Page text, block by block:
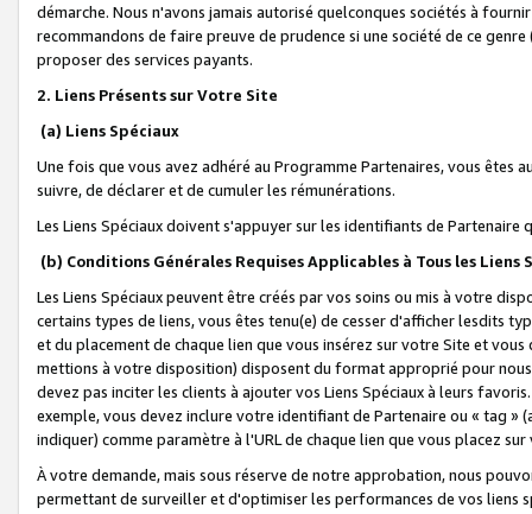
démarche. Nous n'avons jamais autorisé quelconques sociétés à
recommandons de faire preuve de prudence si une société de ce
proposer des services payants.
2. Liens Présents sur Votre Site
(a) Liens Spéciaux
Une fois que vous avez adhéré au Programme Partenaires, vous êtes
suivre, de déclarer et de cumuler les rémunérations.
Les Liens Spéciaux doivent s'appuyer sur les identifiants de Partenaire
(b) Conditions Générales Requises Applicables à Tous les Liens
Les Liens Spéciaux peuvent être créés par vos soins ou mis à votre
certains types de liens, vous êtes tenu(e) de cesser d'afficher lesdits
et du placement de chaque lien que vous insérez sur votre Site et
mettions à votre disposition) disposent du format approprié pour
devez pas inciter les clients à ajouter vos Liens Spéciaux à leurs
exemple, vous devez inclure votre identifiant de Partenaire ou « tag
indiquer) comme paramètre à l'URL de chaque lien que vous placez
À votre demande, mais sous réserve de notre approbation, nous
permettant de surveiller et d'optimiser les performances de vos liens